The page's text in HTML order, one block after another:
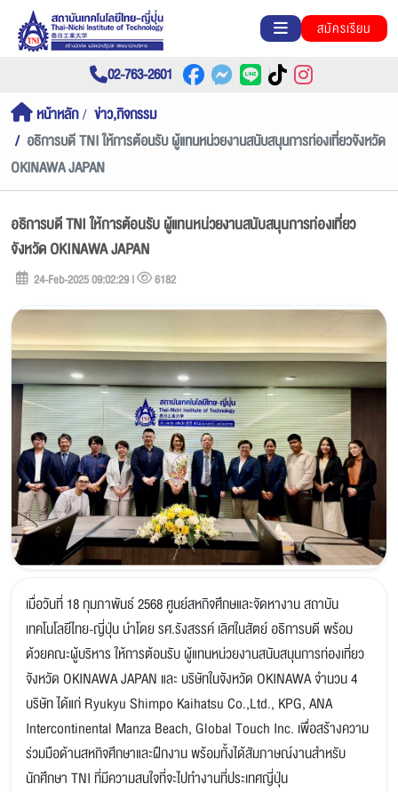
สมัครเรียน
02-763-2601
หน้าหลัก
ข่าว,กิจกรรม
อธิการบดี TNI ให้การต้อนรับ ผู้แทนหน่วยงานสนับสนุนการท่องเที่ยวจังหวัด
OKINAWA JAPAN
อธิการบดี TNI ให้การต้อนรับ ผู้แทนหน่วยงานสนับสนุนการท่องเที่ยว
จังหวัด OKINAWA JAPAN
24-Feb-2025 09:02:29 | 6182
เมื่อวันที่ 18 กุมภาพันธ์ 2568 ศูนย์สหกิจศึกษและจัดหางาน สถาบัน
เทคโนโลยีไทย-ญี่ปุ่น นำโดย รศ.รังสรรค์ เลิศในสัตย์ อธิการบดี พร้อม
ด้วยคณะผู้บริหาร ให้การต้อนรับ ผู้แทนหน่วยงานสนับสนุนการท่องเที่ยว
จังหวัด OKINAWA JAPAN และ บริษัทในจังหวัด OKINAWA จำนวน 4
บริษัท ได้แก่ Ryukyu Shimpo Kaihatsu Co.,Ltd., KPG, ANA
Intercontinental Manza Beach, Global Touch Inc. เพื่อสร้างความ
ร่วมมือด้านสหกิจศึกษาและฝึกงาน พร้อมทั้งได้สัมภาษณ์งานสำหรับ
นักศึกษา TNI ที่มีความสนใจที่จะไปทำงานที่ประเทศญี่ปุ่น